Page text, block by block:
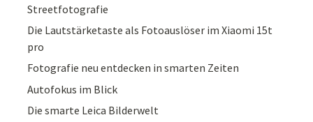
Streetfotografie
Die Lautstärketaste als Fotoauslöser im Xiaomi 15t
pro
Fotografie neu entdecken in smarten Zeiten
Autofokus im Blick
Die smarte Leica Bilderwelt